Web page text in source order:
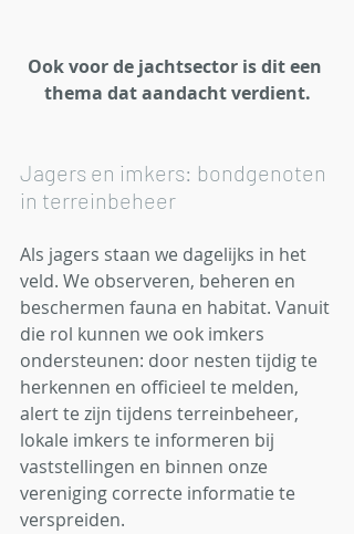
Ook voor de jachtsector is dit een
thema dat aandacht verdient.
Jagers en imkers: bondgenoten
in terreinbeheer
Als jagers staan we dagelijks in het
veld. We observeren, beheren en
beschermen fauna en habitat. Vanuit
die rol kunnen we ook imkers
ondersteunen: door nesten tijdig te
herkennen en officieel te melden,
alert te zijn tijdens terreinbeheer,
lokale imkers te informeren bij
vaststellingen en binnen onze
vereniging correcte informatie te
verspreiden.